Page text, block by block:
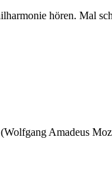
hören. Mal
Amadeus